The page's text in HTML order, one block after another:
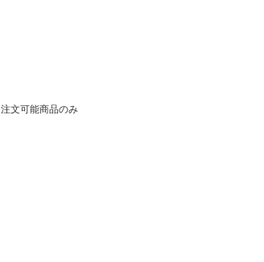
注文可能商品のみ